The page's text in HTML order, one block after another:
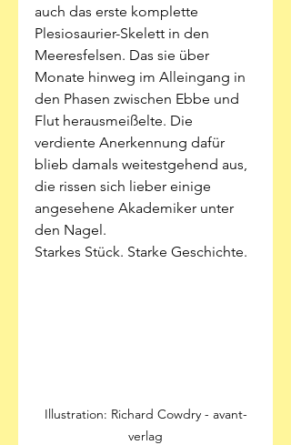
auch das erste komplette
Plesiosaurier-Skelett in den
Meeresfelsen. Das sie über
Monate hinweg im Alleingang in
den Phasen zwischen Ebbe und
Flut herausmeißelte. Die
verdiente Anerkennung dafür
blieb damals weitestgehend aus,
die rissen sich lieber einige
angesehene Akademiker unter
den Nagel.
Starkes Stück. Starke Geschichte.
Illustration: Richard Cowdry - avant-
verlag